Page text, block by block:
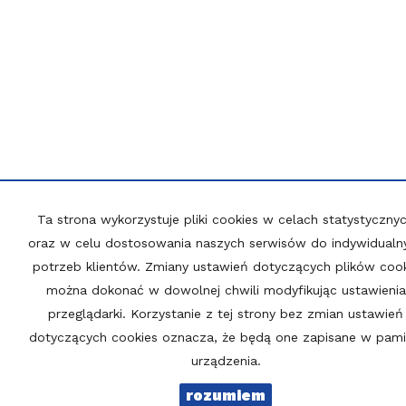
Ta strona wykorzystuje pliki cookies w celach
oraz w celu dostosowania naszych serwisów do
potrzeb klientów. Zmiany ustawień dotyczących plików
można dokonać w dowolnej chwili modyfikując ustawienia
przeglądarki. Korzystanie z tej strony bez zmian ustawień
dotyczących cookies oznacza, że będą one zapisane w
urządzenia.
rozumiem